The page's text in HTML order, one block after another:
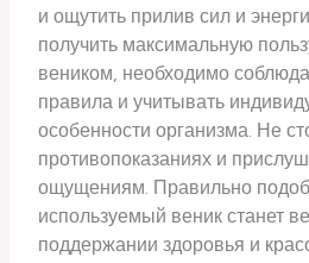
и ощутить прилив сил и
получить максимальную
веником, необходимо
правила и учитывать
особенности организма. Не
противопоказаниях и
ощущениям. Правильно
используемый веник станет
поддержании здоровья и